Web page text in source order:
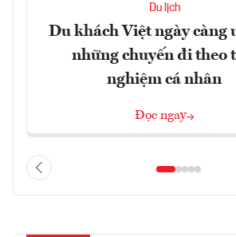
Du lịch
Du khách Việt ngày càng
những chuyến đi theo
nghiệm cá nhân
Đọc ngay